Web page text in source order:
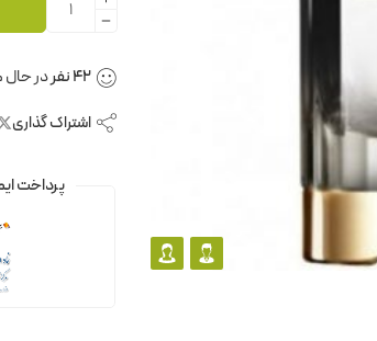
42نفردر
اشتراک گذاری
پرداخت